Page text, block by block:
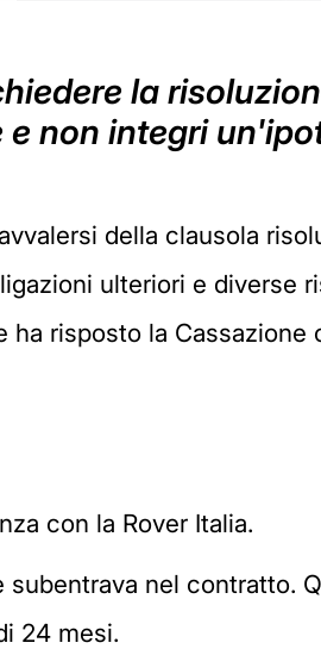
la
non integri
della clausola
ulteriori e diverse
risposto la Cassazione
con la Rover Italia.
subentrava nel contratto.
24 mesi.